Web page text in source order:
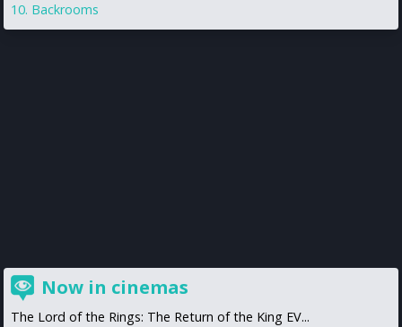
Backrooms
Now in cinemas
The Lord of the Rings: The Return of the King EV...